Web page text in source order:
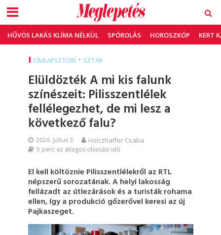
HŰVÖS LAKÁS KLÍMA NÉLKÜL SPÓROLÁS HOROSZKÓP KERT
CÍMLAPSZTORI • SZTÁR
Elüldözték A mi kis falunk
színészeit: Pilisszentlélek
fellélegezhet, de mi lesz a
következő falu?
2026. július 3. Holczhaffer Csaba
5 perc az átlagos olvasási idő
El kell költöznie Pilisszentlélekről az RTL
népszerű sorozatának. A helyi lakosság
fellázadt az útlezárások és a turisták rohama
ellen, így a produkció gőzerővel keresi az új
Pajkaszeget.